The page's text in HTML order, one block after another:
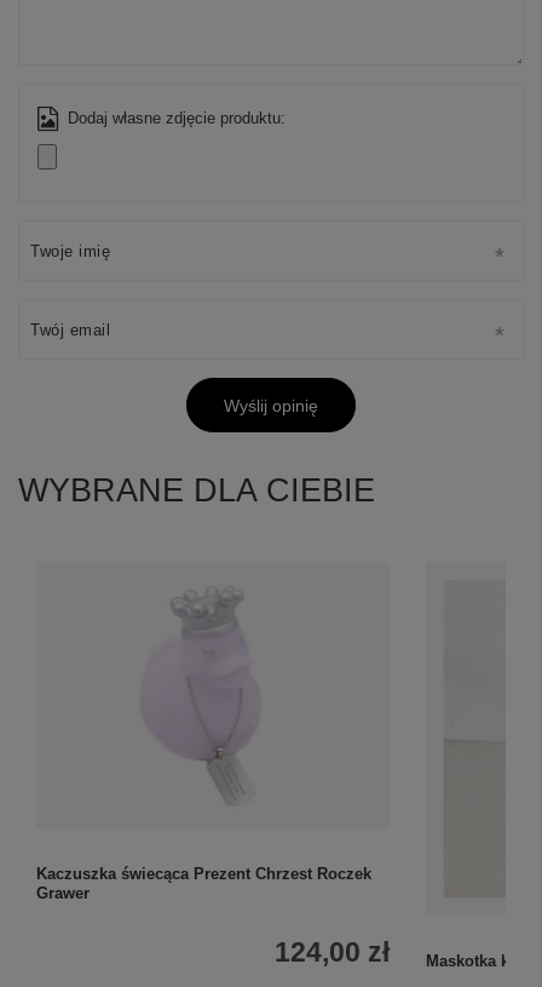
Dodaj własne zdjęcie produktu:
Twoje imię
Twój email
Wyślij opinię
WYBRANE DLA CIEBIE
Kaczuszka świecąca Prezent Chrzest Roczek
Grawer
124,00 zł Maskotka